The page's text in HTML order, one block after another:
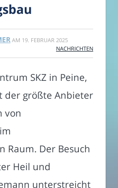
AM 19. FEBRUAR 2025
NACHRICHTEN
SKZ in Peine,
der größte Anbieter
von
Raum. Der Besuch
Heil und
unterstreicht